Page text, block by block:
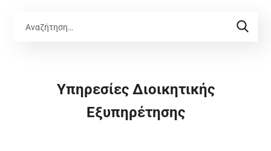
Υπηρεσίες Διοικητικής
Εξυπηρέτησης